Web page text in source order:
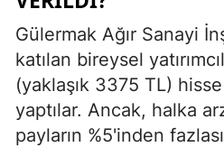
Gülermak Ağır Sanayi
katılan bireysel
(yaklaşık 3375 TL) hisse
yaptılar. Ancak, halka
payların %5'inden